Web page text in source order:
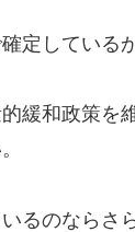
定している
緩和政策を
るのならさ